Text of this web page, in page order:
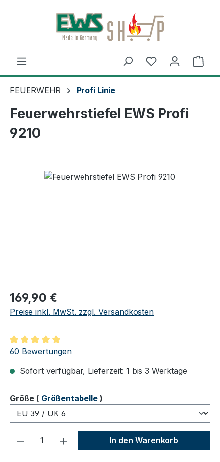
Zum Hauptinhalt springen
FEUERWEHR Profi Linie
Feuerwehrstiefel EWS Profi
9210
Regulärer Preis:
169,90 €
Preise inkl. MwSt. zzgl. Versandkosten
Durchschnittliche Bewertung von 4.98 von 5 Sternen
60 Bewertungen
Sofort verfügbar, Lieferzeit: 1 bis 3 Werktage
Größeauswählen
( Größentabelle )
Produkt Anzahl: Gib denIn den Warenkorb